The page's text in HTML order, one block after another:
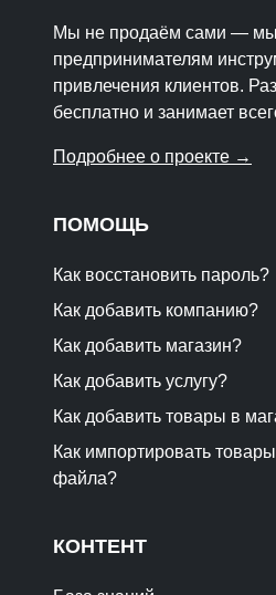
Мы не продаём сами —
предпринимателям
привлечения клиентов.
бесплатно и занимает
Подробнее о проекте →
ПОМОЩЬ
Как восстановить пароль?
Как добавить компанию?
Как добавить магазин?
Как добавить услугу?
Как добавить товары в
Как импортировать
файла?
КОНТЕНТ